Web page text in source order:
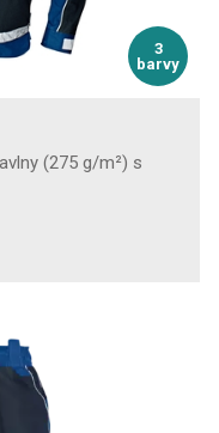
3
barvy
(275 g/m²) s